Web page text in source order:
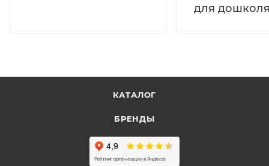
для
КАТАЛОГ
БРЕНДЫ